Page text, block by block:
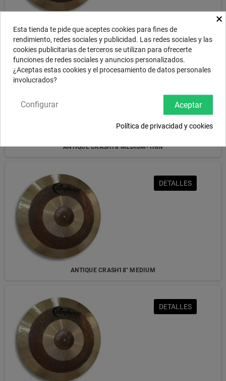
ANTIQUE CRASH18"MEDIUM-THIN
DETALLES
ANTIQUE CRASH18" MEDIUM
DETALLES
DETALLES
×
Esta tienda te pide que aceptes cookies para fines de
rendimiento, redes sociales y publicidad. Las redes sociales y las
cookies publicitarias de terceros se utilizan para ofrecerte
funciones de redes sociales y anuncios personalizados.
¿Aceptas estas cookies y el procesamiento de datos personales
involucrados?
Aceptar
Configurar
Política de privacidad y cookies